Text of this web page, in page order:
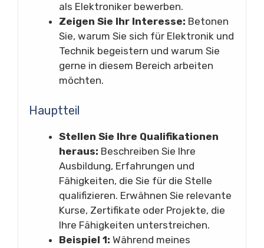
als Elektroniker bewerben.
Zeigen Sie Ihr Interesse: Betonen
Sie, warum Sie sich für Elektronik und
Technik begeistern und warum Sie
gerne in diesem Bereich arbeiten
möchten.
Hauptteil
Stellen Sie Ihre Qualifikationen
heraus: Beschreiben Sie Ihre
Ausbildung, Erfahrungen und
Fähigkeiten, die Sie für die Stelle
qualifizieren. Erwähnen Sie relevante
Kurse, Zertifikate oder Projekte, die
Ihre Fähigkeiten unterstreichen.
Beispiel 1: Während meines